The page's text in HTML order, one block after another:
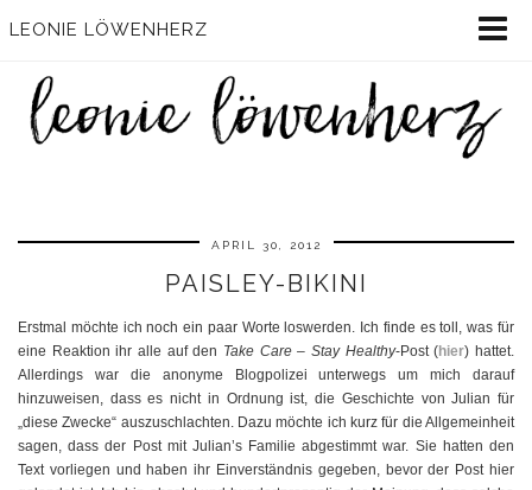
LEONIE LÖWENHERZ
APRIL 30, 2012
PAISLEY-BIKINI
Erstmal möchte ich noch ein paar Worte loswerden. Ich finde es toll, was für
eine Reaktion ihr alle auf den Take Care – Stay Healthy-Post (hier) hattet.
Allerdings war die anonyme Blogpolizei unterwegs um mich darauf
hinzuweisen, dass es nicht in Ordnung ist, die Geschichte von Julian für
„diese Zwecke“ auszuschlachten. Dazu möchte ich kurz für die Allgemeinheit
sagen, dass der Post mit Julian’s Familie abgestimmt war. Sie hatten den
Text vorliegen und haben ihr Einverständnis gegeben, bevor der Post hier